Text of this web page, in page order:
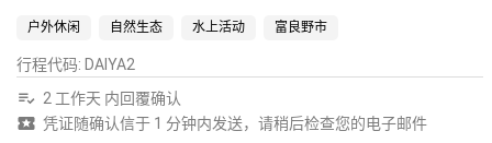
户外休闲 自然生态 水上活动 富良野市
行程代码: DAIYA2
2 工作天 内回覆确认
凭证随确认信于 1 分钟内发送，请稍后检查您的电子邮件